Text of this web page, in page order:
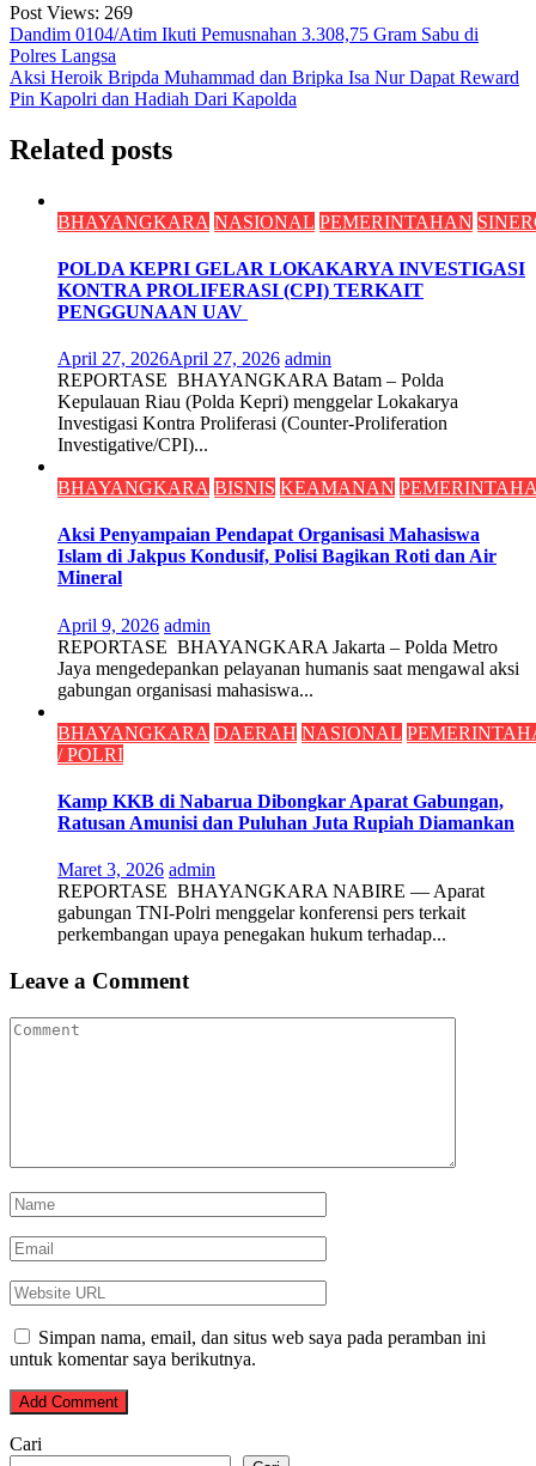
Post Views: 269
Navigasi
pos
Dandim 0104/Atim Ikuti Pemusnahan 3.308,75 Gram Sabu di
Polres Langsa
Aksi Heroik Bripda Muhammad dan Bripka Isa Nur Dapat Reward
Pin Kapolri dan Hadiah Dari Kapolda
Related posts
BHAYANGKARA NASIONAL PEMERINTAHAN
POLDA KEPRI GELAR LOKAKARYA INVESTIGASI
KONTRA PROLIFERASI (CPI) TERKAIT
PENGGUNAAN UAV
April 27, 2026April 27, 2026 admin
REPORTASE BHAYANGKARA Batam – Polda
Kepulauan Riau (Polda Kepri) menggelar Lokakarya
Investigasi Kontra Proliferasi (Counter-Proliferation
Investigative/CPI)...
BHAYANGKARA BISNIS KEAMANAN
Aksi Penyampaian Pendapat Organisasi Mahasiswa
Islam di Jakpus Kondusif, Polisi Bagikan Roti dan Air
Mineral
April 9, 2026 admin
REPORTASE BHAYANGKARA Jakarta – Polda Metro
Jaya mengedepankan pelayanan humanis saat mengawal aksi
gabungan organisasi mahasiswa...
BHAYANGKARA DAERAH NASIONAL
/ POLRI
Kamp KKB di Nabarua Dibongkar Aparat Gabungan,
Ratusan Amunisi dan Puluhan Juta Rupiah Diamankan
Maret 3, 2026 admin
REPORTASE BHAYANGKARA NABIRE — Aparat
gabungan TNI-Polri menggelar konferensi pers terkait
perkembangan upaya penegakan hukum terhadap...
Leave a Comment
Simpan nama, email, dan situs web saya pada peramban ini
untuk komentar saya berikutnya.
Cari